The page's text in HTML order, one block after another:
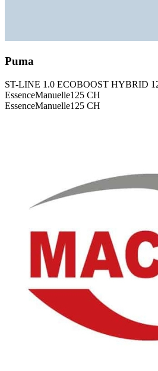
Puma
ST-LINE 1.0 ECOBOOST HYBRID
EssenceManuelle125 CH
EssenceManuelle125 CH